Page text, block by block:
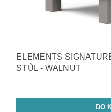
ELEMENTS
STŮL - WALNUT